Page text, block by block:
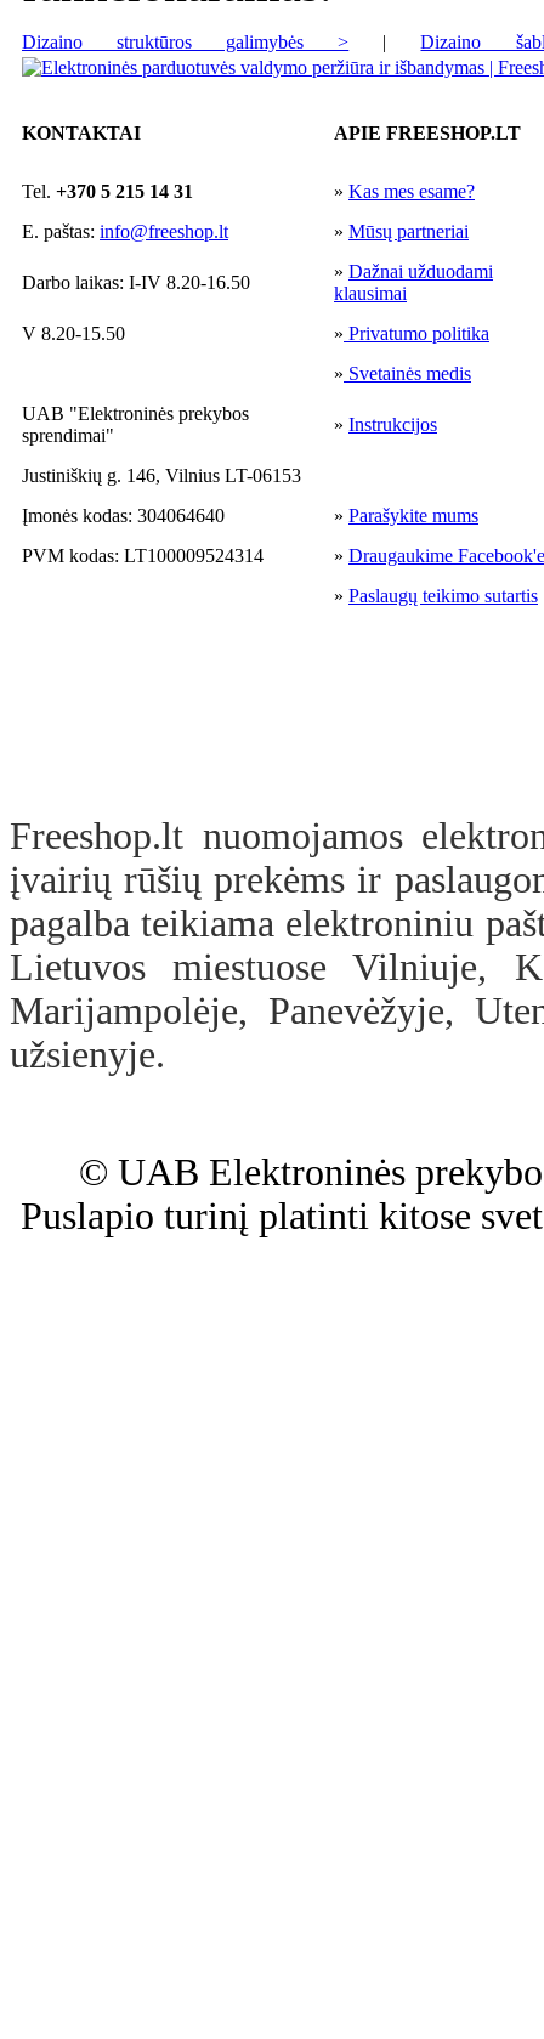
Dizaino struktūros galimybės > |Dizaino
KONTAKTAI APIE FREESHOP.LT
Tel. +370 5 215 14 31 » Kas mes esame?
E. paštas: info@freeshop.lt » Mūsų partneriai
Darbo laikas: I-IV 8.20-16.50
» Dažnai užduodami
klausimai
V 8.20-15.50
» Privatumo politika
» Svetainės medis
UAB "Elektroninės prekybos
sprendimai"
» Instrukcijos
Justiniškių g. 146, Vilnius LT-06153
Įmonės kodas: 304064640
» Parašykite mums
PVM kodas: LT100009524314
» Draugaukime Facebook'e
» Paslaugų teikimo sutartis
Freeshop.lt nuomojamos
įvairių rūšių prekėms ir
pagalba teikiama elektroniniu
Lietuvos miestuose Vilniuje,
Marijampolėje, Panevėžyje,
užsienyje.
© UAB Elektroninės
Puslapio turinį platinti kitose